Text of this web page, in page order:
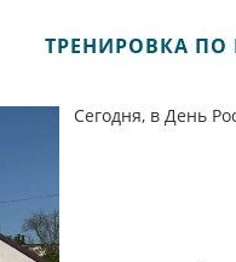
ТРЕНИРОВКА
Сегодня, в День